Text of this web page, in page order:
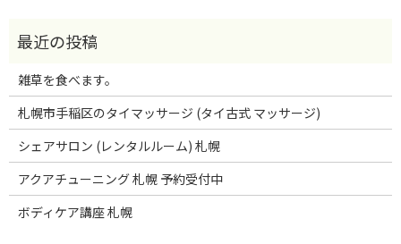
雑草を食べます。
札幌市手稲区のタイマッサージ (タイ古式 マッサージ)
シェアサロン (レンタルルーム) 札幌
アクアチューニング 札幌 予約受付中
ボディケア講座 札幌